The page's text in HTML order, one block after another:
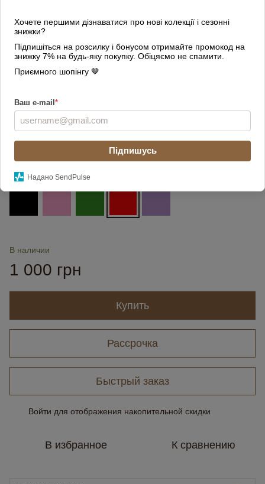
Хочете першими дізнаватися про нові колекції і сезонні
знижки?
Підпишіться на розсилку і бонусом отримайте промокод на
знижку 7% на будь-яку покупку. Обіцяємо не спамити.
Приємного шопінгу 🤎
Ваш e-mail*
Підпишусь
Надано SendPulse
Цвет
В наличии
1 000 грн
Купить
Рассрочка
Быстрый заказ
Войти для отображения накопительной скидки
В избранное К сравнению